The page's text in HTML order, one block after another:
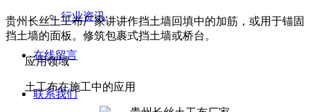
行业资讯
在线留言
联系我们
贵州长丝土工布厂家讲讲​作挡土墙回填中的加筋，或用于锚固
挡土墙的面板。修筑包裹式挡土墙或桥台。
应用领域
土工布在施工中的应用